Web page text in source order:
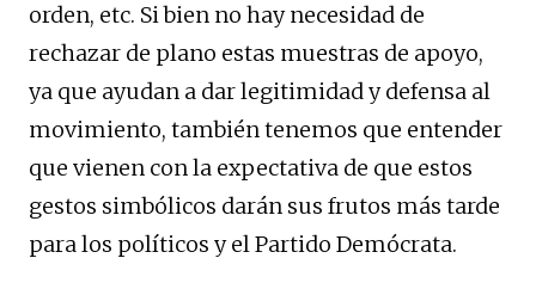
orden, etc. Si bien no hay necesidad de
rechazar de plano estas muestras de apoyo,
ya que ayudan a dar legitimidad y defensa al
movimiento, también tenemos que entender
que vienen con la expectativa de que estos
gestos simbólicos darán sus frutos más tarde
para los políticos y el Partido Demócrata.